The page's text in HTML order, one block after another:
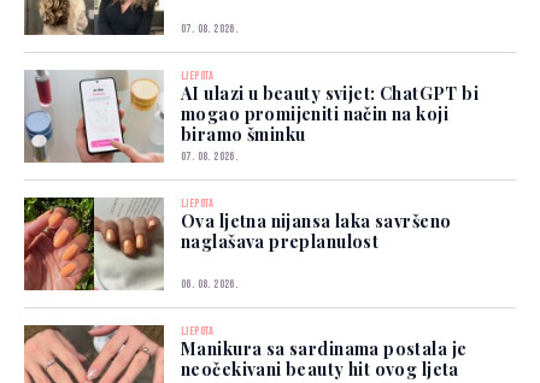
07. 08. 2026.
LJEPOTA
AI ulazi u beauty svijet: ChatGPT bi
mogao promijeniti način na koji
biramo šminku
07. 08. 2026.
LJEPOTA
Ova ljetna nijansa laka savršeno
naglašava preplanulost
06. 08. 2026.
LJEPOTA
Manikura sa sardinama postala je
neočekivani beauty hit ovog ljeta